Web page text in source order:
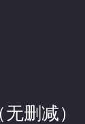
删减）